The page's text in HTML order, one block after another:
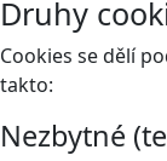
Druhy
Cookies se dělí
takto:
Nezbytné